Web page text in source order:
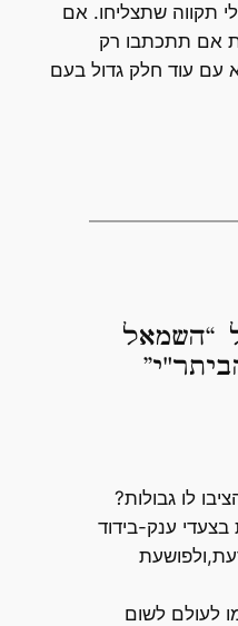
תקווה שתצליחו. אם
אם תתכתבו רק
עם עוד חלק גדול בעם
“השמאל
ענק-בידוד
לעולם לשום